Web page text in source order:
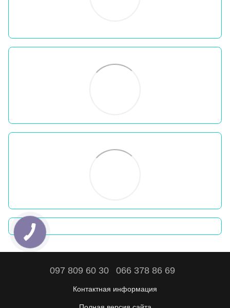
097 809 60 30 066 378 86 69
Контактная информация